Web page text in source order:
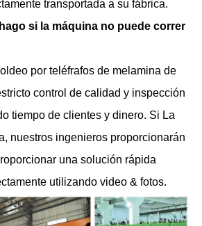
transportada a su fábrica.
si la máquina no puede correr
por teléfrafos de melamina de
control de calidad y inspección
tiempo de clientes y dinero. Si La
nuestros ingenieros proporcionarán
una solución rápida
utilizando video & fotos.